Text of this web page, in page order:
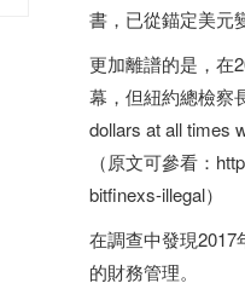
書，已從錨定美元
更加離譜的是，在
幕，但紐約總檢察
dollars at all times
（原文可參看：
bitfinexs-illegal）
在調查中發現2017
的財務管理。